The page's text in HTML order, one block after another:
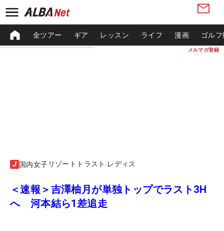
メルマガ登録
全ツアー ギア レッスン ライフ 漫画 ゴル
国内女子 リゾートトラスト レディス
＜速報＞吉澤柚月が単独トップでラスト3H
へ 河本結ら1差追走